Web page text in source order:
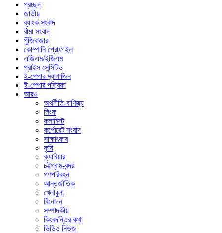
প্রচ্ছদ
জাতীয়
ব্যাংক সংবাদ
বীমা সংবাদ
পুঁজিবাজার
কোম্পানি প্রোফাইল
এজিএম/ইজিএম
প্রাইস সেন্সিটিভ
ই-পেপার ম্যাগাজিন
ই-পেপার পত্রিকা
আরও
অর্থনীতি-বাণিজ্য
লিংক
কলামিস্ট
কর্পোরেট সংবাদ
সাক্ষাৎকার
কৃষি
ক্যারিয়ার
চট্টগ্রাম-বন্দর
গণপরিবহন
আন্তর্জাতিক
খেলাধুলা
বিনোদন
সম্পাদকীয়
কিংবদন্তির কথা
ভিডিও নিউজ